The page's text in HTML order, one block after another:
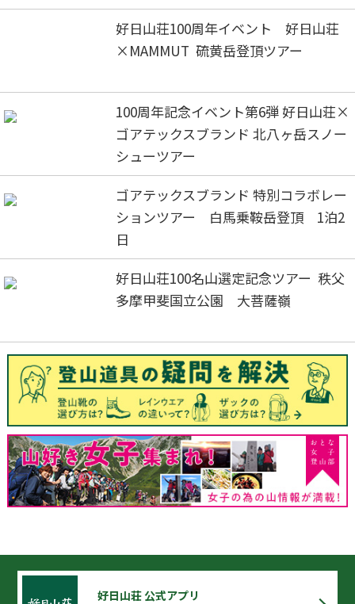
好日山荘100周年イベント 好日山荘
×MAMMUT 硫黄岳登頂ツアー
100周年記念イベント第6弾 好日山荘×
ゴアテックスブランド 北八ヶ岳スノー
シューツアー
ゴアテックスブランド 特別コラボレー
ションツアー 白馬乗鞍岳登頂 1泊2
日
好日山荘100名山選定記念ツアー 秩父
多摩甲斐国立公園 大菩薩嶺
好日山荘 公式アプリ